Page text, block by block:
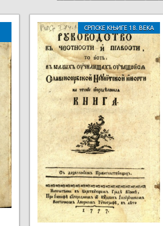
СРПСКЕ КЊИГЕ 18. ВЕКА